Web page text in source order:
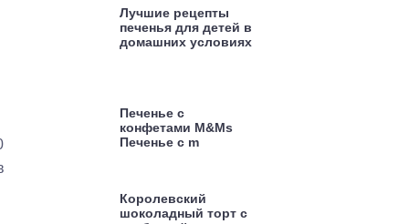
Лучшие рецепты
печенья для детей в
домашних условиях
Печенье с
конфетами M&Ms
Печенье с m
Королевский
шоколадный торт с